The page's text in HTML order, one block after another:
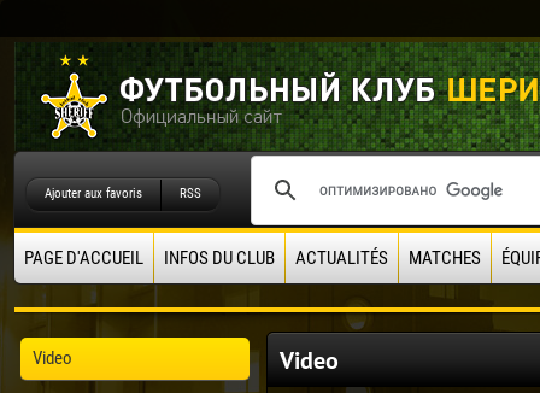
Ajouter aux favoris RSS
PAGE D'ACCUEIL INFOS DU CLUB ACTUALITÉS MATCHES
Video Video